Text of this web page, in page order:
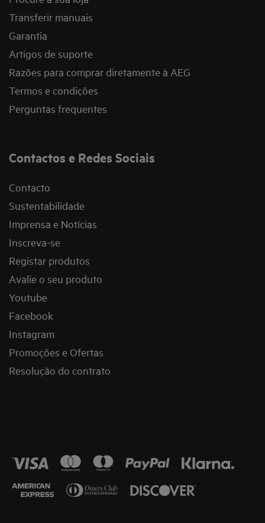
Transferir manuais
Garantia
Artigos de suporte
Razões para comprar diretamente à AEG
Termos e condições
Perguntas frequentes
Contactos e Redes Sociais
Contacto
Sustentabilidade
Imprensa e Notícias
Inscreva-se
Registar produtos
Avalie o seu produto
Youtube
Facebook
Instagram
Promoções e Ofertas
Resolução do contrato